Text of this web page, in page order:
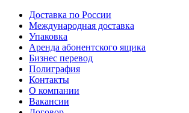
Доставка по России
Международная доставка
Упаковка
Аренда абонентского ящика
Бизнес перевод
Полиграфия
Контакты
О компании
Вакансии